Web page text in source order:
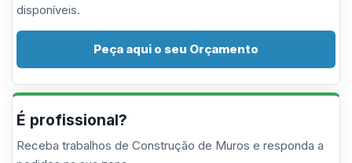
disponíveis.
Peça aqui o seu Orçamento
É profissional?
Receba trabalhos de Construção de Muros e responda a